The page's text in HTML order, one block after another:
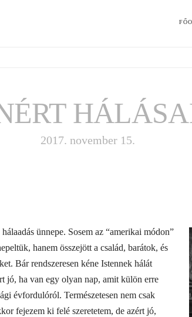
2017. november 15.
ünnepe. Sosem az “amerikai módon”
hanem összejött a család, barátok, és
Bár rendszeresen kéne Istennek hálát
jó, ha van egy olyan nap, amit külön erre
évfordulóról. Természetesen nem csak
fejezem ki felé szeretetem, de azért jó,